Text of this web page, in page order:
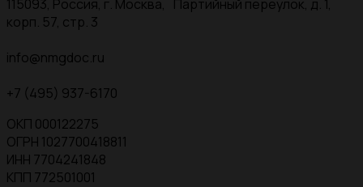
115093, Россия, г. Москва, Партийный переулок, д. 1,
корп. 57, стр. 3
info@nmgdoc.ru
+7 (495) 937-6170
ОКП 000122275
ОГРН 1027700418811
ИНН 7704241848
КПП 772501001